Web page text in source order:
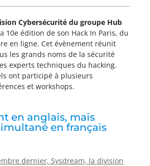
Cybersécurité du groupe Hub
10e édition de son Hack In Paris, du
en ligne. Cet évènement réunit
les grands noms de la sécurité
experts techniques du hacking.
ont participé à plusieurs
et workshops.
en anglais, mais
en français
dernier, Sysdream, la division